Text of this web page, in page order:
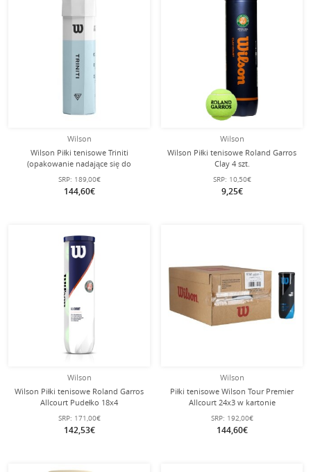
Wilson
Wilson Piłki tenisowe Triniti
(opakowanie nadające się do
recyklingu) puszka 18x4 w kartonie
SRP: 189,00€
144,60€
Wilson
Wilson Piłki tenisowe Roland Garros
Clay 4 szt.
SRP: 10,50€
9,25€
Wilson
Wilson Piłki tenisowe Roland Garros
Allcourt Pudełko 18x4
SRP: 171,00€
142,53€
Wilson
Piłki tenisowe Wilson Tour Premier
Allcourt 24x3 w kartonie
SRP: 192,00€
144,60€